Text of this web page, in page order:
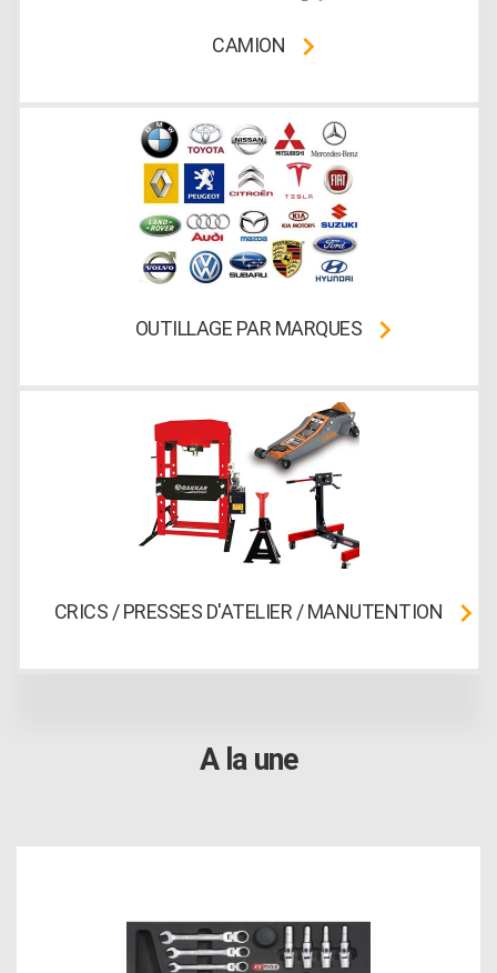
CAMION
OUTILLAGE PAR MARQUES
CRICS / PRESSES D'ATELIER / MANUTENTION
A la une